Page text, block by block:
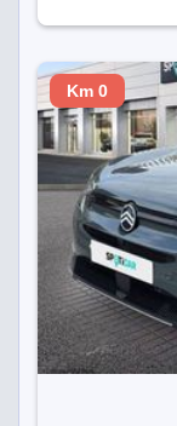
Km 0